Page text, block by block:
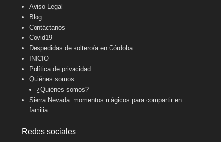
Aviso Legal
Blog
Contáctanos
Covid19
Despedidas de soltero/a en Córdoba
INICIO
Política de privacidad
Quiénes somos
¿Quiénes somos?
Sierra Nevada: momentos mágicos para compartir en
familia
Redes sociales